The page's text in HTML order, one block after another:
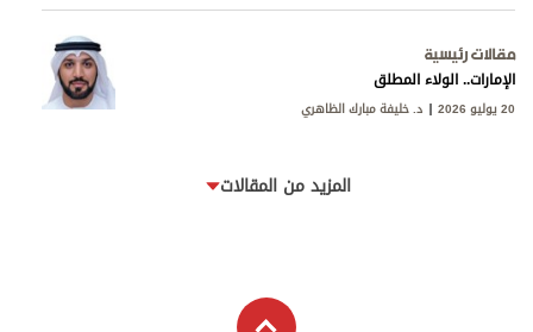
مقالات رئيسية
الإمارات.. الولاء المطلق
20 يوليو 2026 د. خليفة مبارك الظاهري
المزيد من المقالات